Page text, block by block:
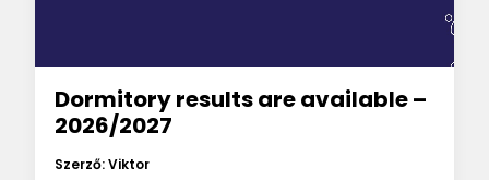
Dormitory results are available –
2026/2027
Szerző: Viktor